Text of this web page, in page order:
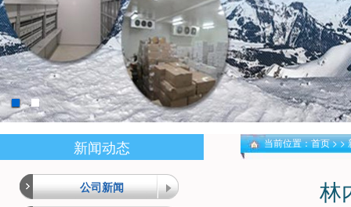
新闻动态
公司新闻
当前位置：首页> >
林